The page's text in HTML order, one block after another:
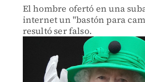
El hombre ofertó en una
internet un "bastón para
resultó ser falso.